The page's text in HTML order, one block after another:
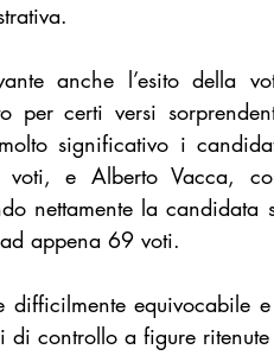
anche l’esito
per certi versi
significativo i
e Alberto Vacca,
nettamente la candidata
appena 69 voti.
difficilmente equivocabile
controllo a figure